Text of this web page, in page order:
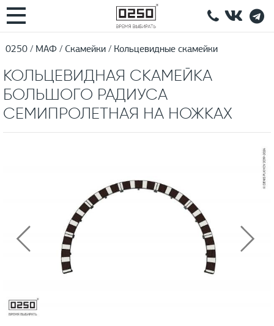
0250 МАФ Скамейки Кольцевидные скамейки
КОЛЬЦЕВИДНАЯ СКАМЕЙКА
БОЛЬШОГО РАДИУСА
СЕМИПРОЛЕТНАЯ НА НОЖКАХ